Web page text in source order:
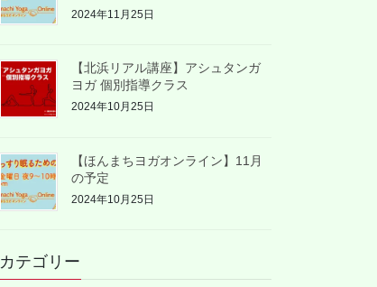
2024年11月25日
【北浜リアル講座】アシュタンガ
ヨガ 個別指導クラス
2024年10月25日
【ほんまちヨガオンライン】11月
の予定
2024年10月25日
カテゴリー